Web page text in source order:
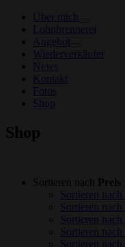
Über mich
Lohnbrennerei
Angebot
Wiederverkäufer
News
Kontakt
Fotos
Shop
Shop
Sortieren nach
Preis
Sortieren nach
Sortieren nach
Sortieren nach
Sortieren nach
Sortieren nach